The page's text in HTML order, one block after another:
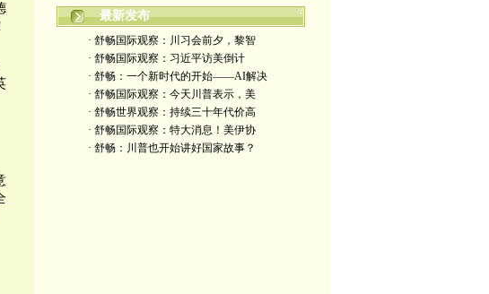
最新发布
· 舒畅国际观察：川习会前夕，黎智
· 舒畅国际观察：习近平访美倒计
· 舒畅：一个新时代的开始——AI解决
· 舒畅国际观察：今天川普表示，美
· 舒畅世界观察：持续三十年代价高
· 舒畅国际观察：特大消息！美伊协
· 舒畅：川普也开始讲好国家故事？